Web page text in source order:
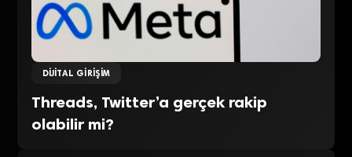
DIJITAL GIRIŞIM
Threads, Twitter’a gerçek rakip
olabilir mi?